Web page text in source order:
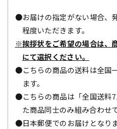
●お届けの指定がない場合、
程度いただきます。
※挨拶状をご希望の場合は、
にて選択ください。
●こちらの商品の送料は全国
ます。
●こちらの商品は「全国送料
た商品同士のみ組み合わせ
●日本郵便でのお届けとなりま